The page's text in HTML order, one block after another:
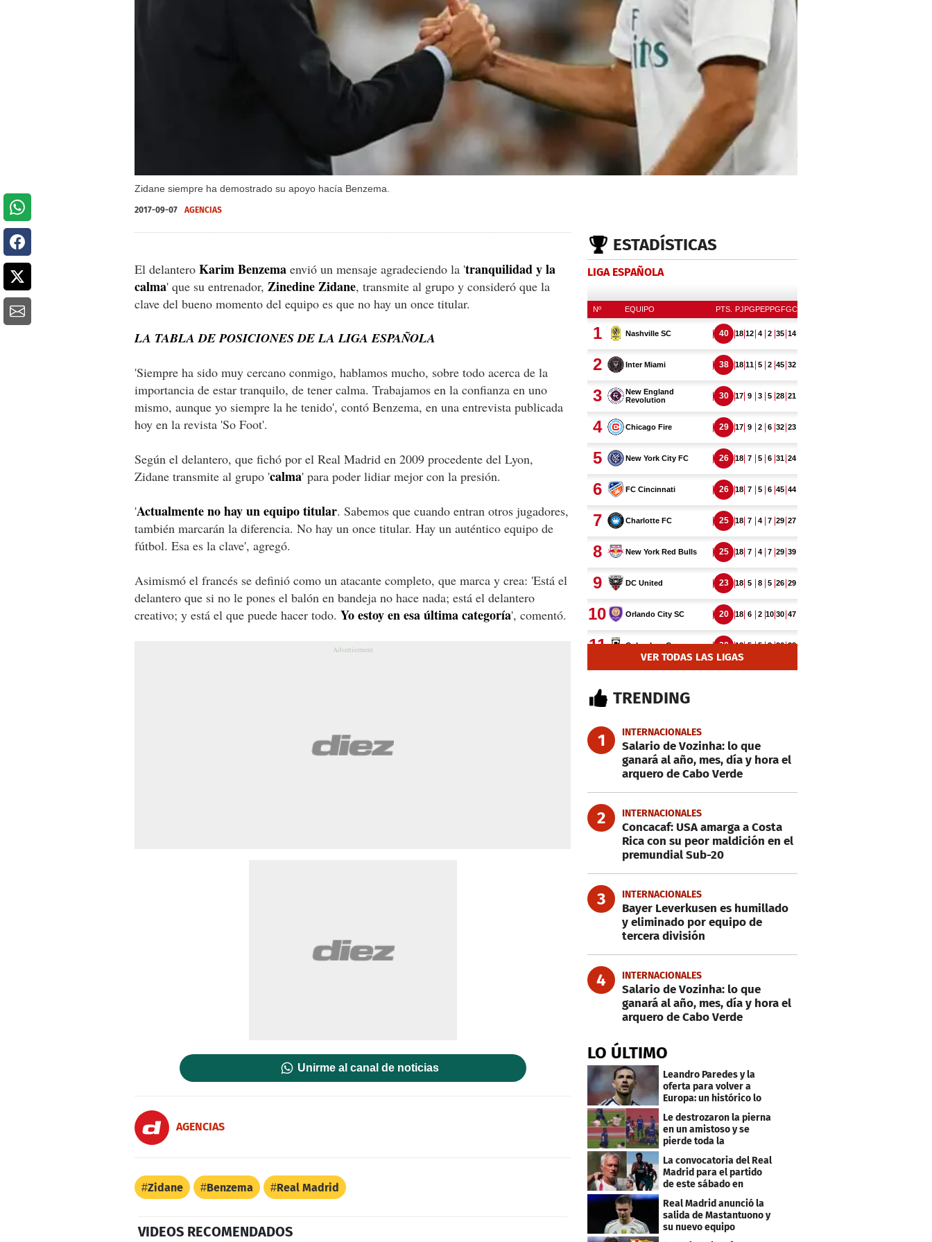
Zidane siempre ha demostrado su apoyo hacía Benzema.
2017-09-07 AGENCIAS
El delantero Karim Benzema envió un mensaje agradeciendo la 'tranquilidad y la
calma' que su entrenador, Zinedine Zidane, transmite al grupo y consideró que la
clave del bueno momento del equipo es que no hay un once titular.
LA TABLA DE POSICIONES DE LA LIGA ESPAÑOLA
'Siempre ha sido muy cercano conmigo, hablamos mucho, sobre todo acerca de la
importancia de estar tranquilo, de tener calma. Trabajamos en la confianza en uno
mismo, aunque yo siempre la he tenido', contó Benzema, en una entrevista publicada
hoy en la revista 'So Foot'.
Según el delantero, que fichó por el Real Madrid en 2009 procedente del Lyon,
Zidane transmite al grupo 'calma' para poder lidiar mejor con la presión.
'Actualmente no hay un equipo titular. Sabemos que cuando entran otros jugadores,
también marcarán la diferencia. No hay un once titular. Hay un auténtico equipo de
fútbol. Esa es la clave', agregó.
Asimismó el francés se definió como un atacante completo, que marca y crea: 'Está el
delantero que si no le pones el balón en bandeja no hace nada; está el delantero
creativo; y está el que puede hacer todo. Yo estoy en esa última categoría', comentó.
Unirme al canal de noticias
AGENCIAS
Zidane Benzema Real Madrid
VIDEOS RECOMENDADOS
ESTADÍSTICAS
LIGA ESPAÑOLA
VER TODAS LAS LIGAS
TRENDING
1 INTERNACIONALES
Salario de Vozinha: lo que
ganará al año, mes, día y hora el
arquero de Cabo Verde
2 INTERNACIONALES
Concacaf: USA amarga a Costa
Rica con su peor maldición en el
premundial Sub-20
3 INTERNACIONALES
Bayer Leverkusen es humillado
y eliminado por equipo de
tercera división
4 INTERNACIONALES
Salario de Vozinha: lo que
ganará al año, mes, día y hora el
arquero de Cabo Verde
LO ÚLTIMO
Leandro Paredes y la
oferta para volver a
Europa: un histórico lo
Le destrozaron la pierna
en un amistoso y se
pierde toda la
temporada en LaLiga
La convocatoria del Real
Madrid para el partido
de este sábado en
Budapest
Real Madrid anunció la
salida de Mastantuono y
su nuevo equipo